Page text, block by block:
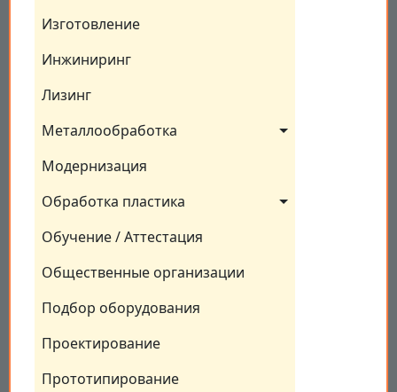
Изготовление
Инжиниринг
Лизинг
Металлообработка
Модернизация
Обработка пластика
Обучение / Аттестация
Общественные организации
Подбор оборудования
Проектирование
Прототипирование